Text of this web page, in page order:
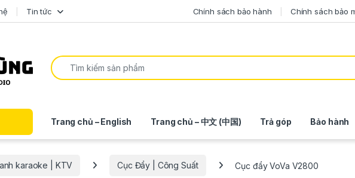
Tin tức Chính sách bảo hành Chính sách bảo
Trang chủ – English Trang chủ – 中文 (中国) Trả góp Bảo hành
karaoke | KTV Cục Đẩy | Công Suất Cục đẩy VoVa V2800